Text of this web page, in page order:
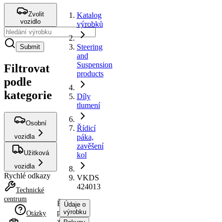
Zvolit
vozidlo
Submit
Filtrovat
podle
kategorie
Osobní
vozidla
Užitková
vozidla
Rychlé odkazy
Technické
centrum
Otázky
Katalog
výrobků
Steering
and
Suspension
products
Díly
tlumení
Řídicí
páka,
zavěšení
kol
VKDS
424013
Řídicí
páka,
Údaje o
výrobku